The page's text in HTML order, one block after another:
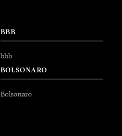
BBB
bbb
BOLSONARO
Bolsonaro